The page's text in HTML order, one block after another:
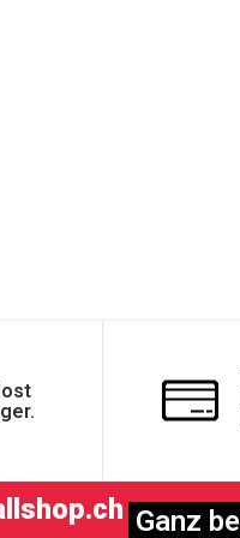
Ganz